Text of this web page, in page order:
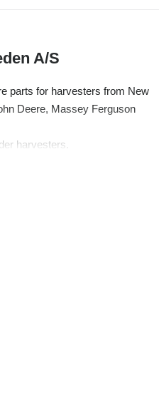
A/S
parts for harvesters from New
Deere, Massey Ferguson
harvesters.